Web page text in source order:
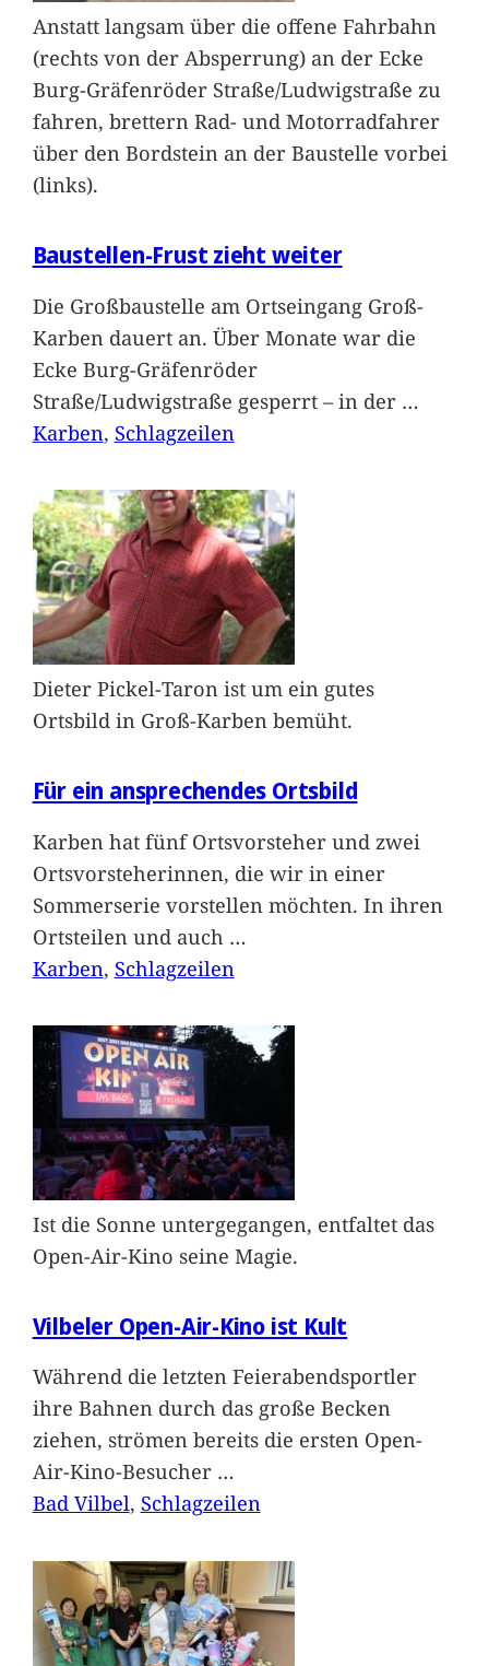
Anstatt langsam über die offene Fahrbahn
(rechts von der Absperrung) an der Ecke
Burg-Gräfenröder Straße/Ludwigstraße zu
fahren, brettern Rad- und Motorradfahrer
über den Bordstein an der Baustelle vorbei
(links).
Baustellen-Frust zieht weiter
Die Großbaustelle am Ortseingang Groß-
Karben dauert an. Über Monate war die
Ecke Burg-Gräfenröder
Straße/Ludwigstraße gesperrt – in der …
Karben, Schlagzeilen
Dieter Pickel-Taron ist um ein gutes
Ortsbild in Groß-Karben bemüht.
Für ein ansprechendes Ortsbild
Karben hat fünf Ortsvorsteher und zwei
Ortsvorsteherinnen, die wir in einer
Sommerserie vorstellen möchten. In ihren
Ortsteilen und auch …
Karben, Schlagzeilen
Ist die Sonne untergegangen, entfaltet das
Open-Air-Kino seine Magie.
Vilbeler Open-Air-Kino ist Kult
Während die letzten Feierabendsportler
ihre Bahnen durch das große Becken
ziehen, strömen bereits die ersten Open-
Air-Kino-Besucher …
Bad Vilbel, Schlagzeilen